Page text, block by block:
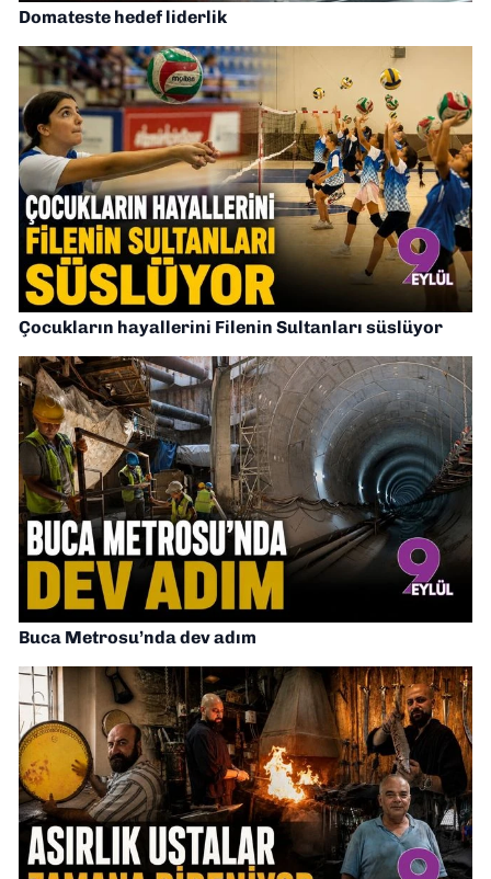
Domateste hedef liderlik
Çocukların hayallerini Filenin Sultanları süslüyor
Buca Metrosu’nda dev adım